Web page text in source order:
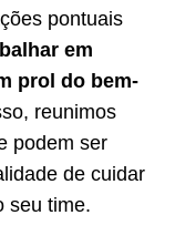
pontuais
em
prol do bem-
reunimos
podem ser
de cuidar
seu time.